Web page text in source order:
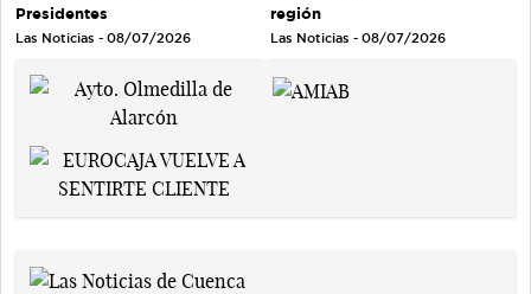
Presidentes
Las Noticias - 08/07/2026
región
Las Noticias - 08/07/2026